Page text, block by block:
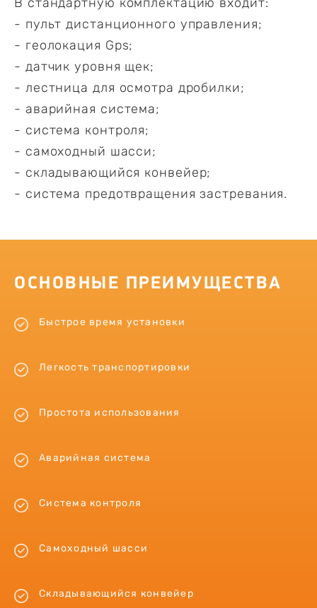
- пульт дистанционного управления;
- геолокация Gps;
- датчик уровня щек;
- лестница для осмотра дробилки;
- аварийная система;
- система контроля;
- самоходный шасси;
- складывающийся конвейер;
- система предотвращения застревания.
ОСНОВНЫЕ ПРЕИМУЩЕСТВА
Быстрое время установки
Легкость транспортировки
Простота использования
Аварийная система
Система контроля
Самоходный шасси
Складывающийся конвейер